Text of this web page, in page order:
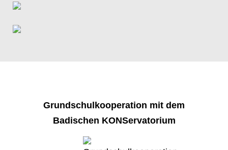
Grundschulkooperation mit dem
Badischen KONServatorium